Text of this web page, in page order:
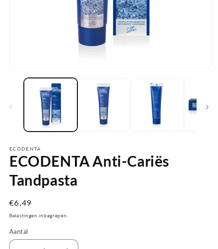
ECODENTA
ECODENTA Anti-Cariës
Tandpasta
Normale
prijs
€6,49
Belastingen inbegrepen.
Aantal